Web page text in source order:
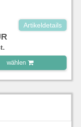
Artikeldetails
wählen